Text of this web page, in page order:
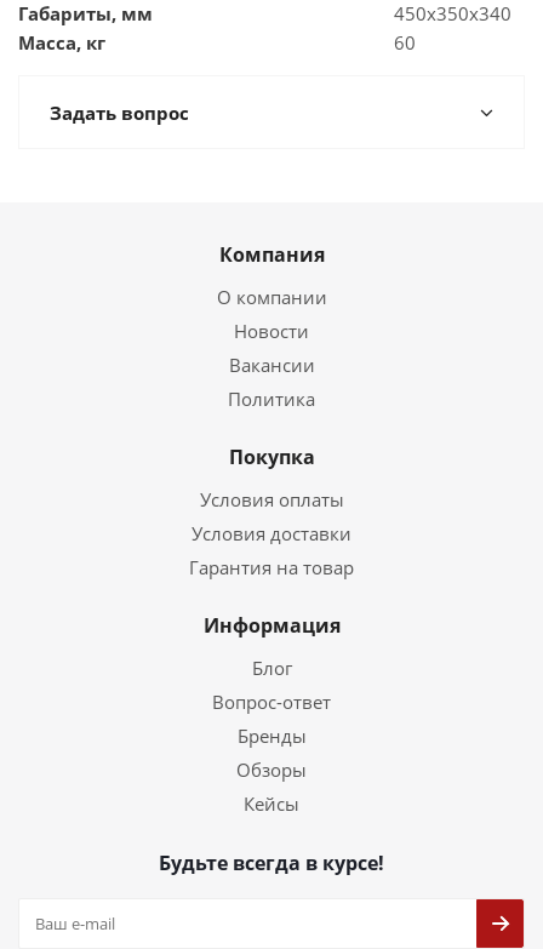
Габариты, мм
450х350х340
Масса, кг
60
Задать вопрос
Компания
О компании
Новости
Вакансии
Политика
Покупка
Условия оплаты
Условия доставки
Гарантия на товар
Информация
Блог
Вопрос-ответ
Бренды
Обзоры
Кейсы
Будьте всегда в курсе!